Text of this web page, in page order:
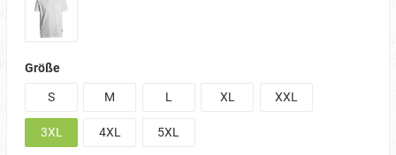
Größe
S
M L XL XXL
3XL 4XL 5XL